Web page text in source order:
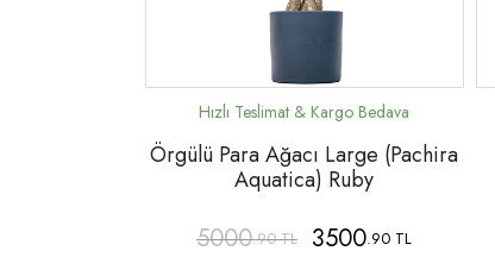
Örgülü Para Ağacı Large (Pachira
Aquatica) Ruby
5000.90 TL 3500.90 TL